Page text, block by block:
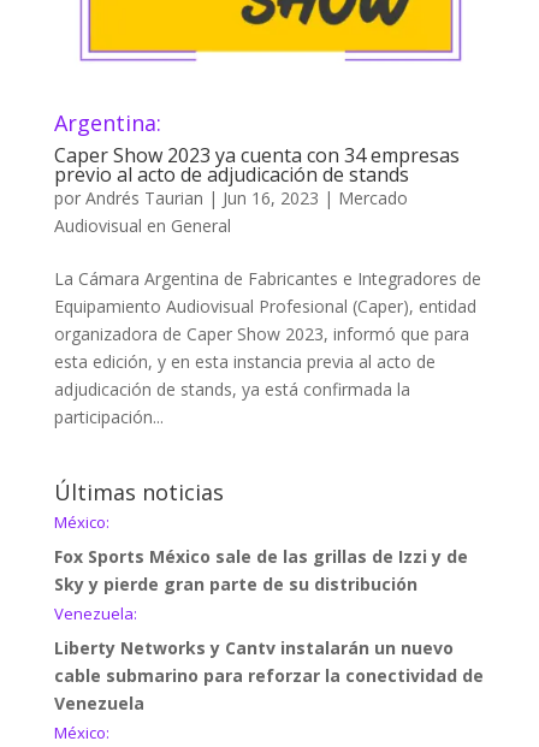
Argentina:
Caper Show 2023 ya cuenta con 34 empresas
previo al acto de adjudicación de stands
por Andrés Taurian | Jun 16, 2023 | Mercado
Audiovisual en General
La Cámara Argentina de Fabricantes e Integradores de
Equipamiento Audiovisual Profesional (Caper), entidad
organizadora de Caper Show 2023, informó que para
esta edición, y en esta instancia previa al acto de
adjudicación de stands, ya está confirmada la
participación...
Últimas noticias
México:
Fox Sports México sale de las grillas de Izzi y de
Sky y pierde gran parte de su distribución
Venezuela:
Liberty Networks y Cantv instalarán un nuevo
cable submarino para reforzar la conectividad de
Venezuela
México: